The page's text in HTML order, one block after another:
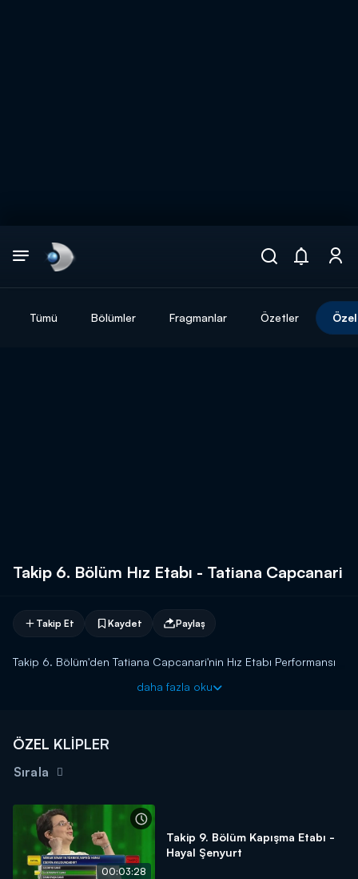
Tümü Bölümler Fragmanlar Özetler
Takip 6. Bölüm Hız Etabı - Tatiana Capcanari
Takip Et Kaydet Paylaş
Takip 6. Bölüm'den Tatiana Capcanari'nin Hız Etabı Performansı
daha fazla oku
ÖZEL KLİPLER
Sırala
00:03:28
Takip 9. Bölüm Kapışma Etabı -
Hayal Şenyurt